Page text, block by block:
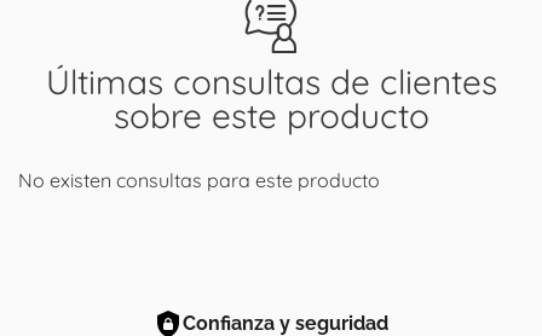
Últimas consultas de clientes
sobre este producto
No existen consultas para este producto
Confianza y seguridad